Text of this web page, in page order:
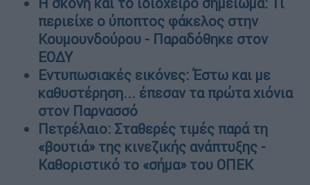
περιείχε ο ύποπτος φάκελος στην
Κουμουνδούρου - Παραδόθηκε στον
ΕΟΔΥ
Εντυπωσιακές εικόνες: Έστω και με
καθυστέρηση... έπεσαν τα πρώτα χιόνια
στον Παρνασσό
Πετρέλαιο: Σταθερές τιμές παρά τη
«βουτιά» της κινεζικής ανάπτυξης -
Καθοριστικό το «σήμα» του ΟΠΕΚ